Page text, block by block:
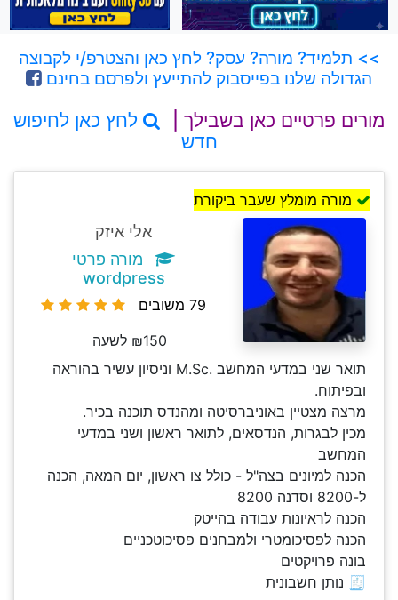
>> תלמיד? מורה? עסק? לחץ כאן והצטרפ/י לקבוצה
הגדולה שלנו בפייסבוק להתייעץ ולפרסם בחינם
מורים פרטיים כאן בשבילך |
לחץ כאן לחיפוש
חדש
מורה מומלץ שעבר ביקורת
אלי איזק
מורה פרטי
wordpress
79 משובים
₪150 לשעה
תואר שני במדעי המחשב .M.Sc וניסיון עשיר בהוראה
ובפיתוח.
מרצה מצטיין באוניברסיטה ומהנדס תוכנה בכיר.
מכין לבגרות, הנדסאים, לתואר ראשון ושני במדעי
המחשב
הכנה למיונים בצה"ל - כולל צו ראשון, יום המאה, הכנה
ל-8200 וסדנה 8200
הכנה לראיונות עבודה בהייטק
הכנה לפסיכומטרי ולמבחנים פסיכוטכניים
בונה פרויקטים
🧾 נותן חשבונית